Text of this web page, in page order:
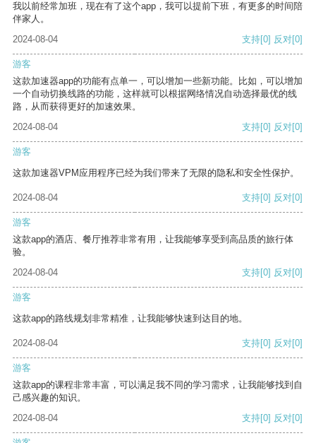
我以前经常加班，现在有了这个app，我可以提前下班，有更多的时间陪
伴家人。
2024-08-04
支持[0] 反对[0]
游客
这款加速器app的功能有点单一，可以增加一些新功能。比如，可以增加
一个自动切换线路的功能，这样就可以根据网络情况自动选择最优的线
路，从而获得更好的加速效果。
2024-08-04
支持[0] 反对[0]
游客
这款加速器VPM应用程序已经为我们带来了无限的隐私和安全性保护。
2024-08-04 支持[0] 反对[0]
游客
这款app的酒店、餐厅推荐非常有用，让我能够享受到高品质的旅行体
验。
2024-08-04
支持[0] 反对[0]
游客
这款app的路线规划非常精准，让我能够快速到达目的地。
2024-08-04 支持[0] 反对[0]
游客
这款app的课程非常丰富，可以满足我不同的学习需求，让我能够找到自
己感兴趣的知识。
2024-08-04
支持[0] 反对[0]